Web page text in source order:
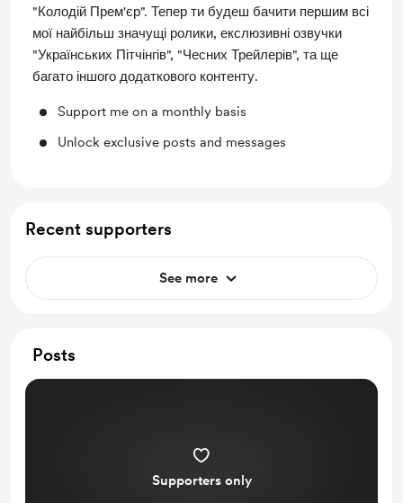
"Колодій Прем'єр". Тепер ти будеш бачити першим всі
мої найбільш значущі ролики, екслюзивні озвучки
"Українських Пітчінгів", "Чесних Трейлерів", та ще
багато іншого додаткового контенту.
Support me on a monthly basis
Unlock exclusive posts and messages
Recent supporters
See more
Posts
Supporters only